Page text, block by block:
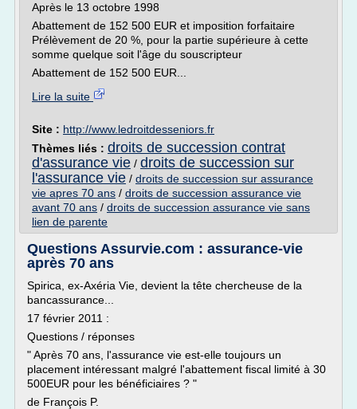
Après le 13 octobre 1998
Abattement de 152 500 EUR et imposition forfaitaire
Prélèvement de 20 %, pour la partie supérieure à cette
somme quelque soit l'âge du souscripteur
Abattement de 152 500 EUR...
Lire la suite
Site : http://www.ledroitdesseniors.fr
Thèmes liés : droits de succession contrat
d'assurance vie / droits de succession sur
l'assurance vie / droits de succession sur assurance
vie apres 70 ans / droits de succession assurance vie
avant 70 ans / droits de succession assurance vie sans
lien de parente
Questions Assurvie.com : assurance-vie
après 70 ans
Spirica, ex-Axéria Vie, devient la tête chercheuse de la
bancassurance...
17 février 2011 :
Questions / réponses
" Après 70 ans, l'assurance vie est-elle toujours un
placement intéressant malgré l'abattement fiscal limité à 30
500EUR pour les bénéficiaires ? "
de François P.